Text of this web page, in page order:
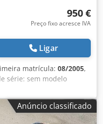
950 €
Preço fixo acresce IVA
Ligar
matrícula: 08/2005,
série: sem modelo
estoque mais de 100
caso não encontre o que
Anúncio classificado